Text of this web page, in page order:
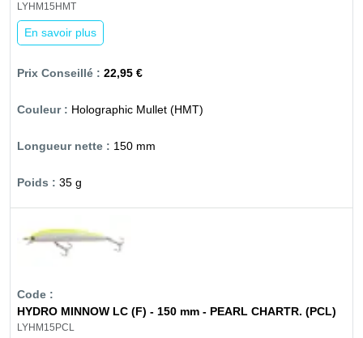
LYHM15HMT
En savoir plus
22,95 €
Holographic Mullet (HMT)
150 mm
35 g
HYDRO MINNOW LC (F) - 150 mm - PEARL CHARTR. (PCL)
LYHM15PCL